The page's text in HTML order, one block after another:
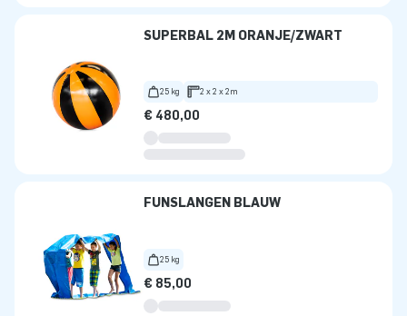
SUPERBAL 2M ORANJE/ZWART
25 kg 2 x 2 x 2m
€ 480,00
FUNSLANGEN BLAUW
25 kg
€ 85,00